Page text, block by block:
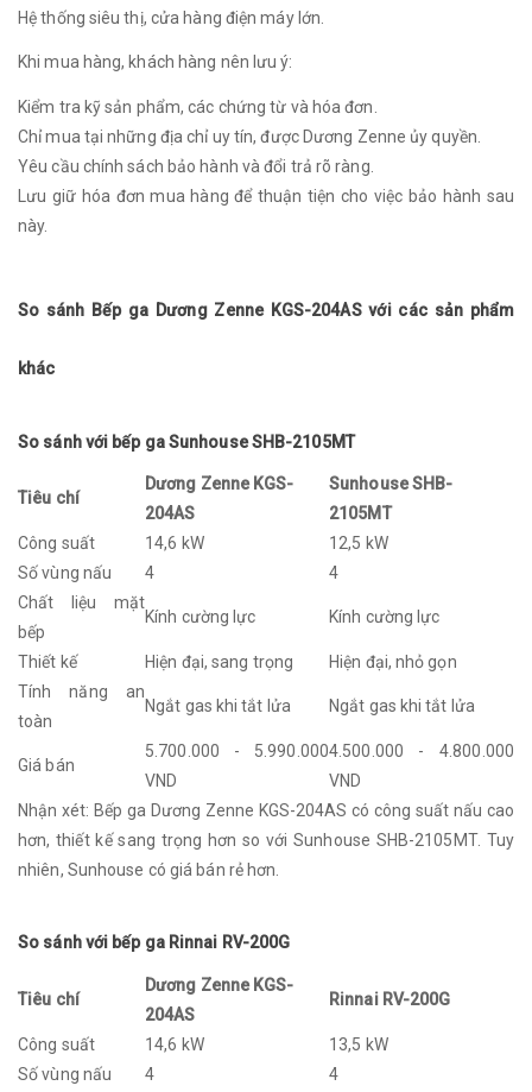
Hệ thống siêu thị, cửa hàng điện máy lớn.
Khi mua hàng, khách hàng nên lưu ý:
Kiểm tra kỹ sản phẩm, các chứng từ và hóa đơn.
Chỉ mua tại những địa chỉ uy tín, được Dương Zenne ủy quyền.
Yêu cầu chính sách bảo hành và đổi trả rõ ràng.
Lưu giữ hóa đơn mua hàng để thuận tiện cho việc bảo hành sau
này.
So sánh Bếp ga Dương Zenne KGS-204AS với các sản phẩm
khác
So sánh với bếp ga Sunhouse SHB-2105MT
Tiêu chí
Dương Zenne KGS-
204AS
Sunhouse SHB-
2105MT
Công suất
14,6 kW
12,5 kW
Số vùng nấu
4
4
Chất liệu mặt
bếp
Kính cường lực Kính cường lực
Thiết kế Hiện đại, sang trọng
Hiện đại, nhỏ gọn
Tính năng an
toàn
Ngắt gas khi tắt lửa Ngắt gas khi tắt lửa
Giá bán
5.700.000 - 5.990.000
VND
4.500.000 - 4.800.000
VND
Nhận xét: Bếp ga Dương Zenne KGS-204AS có công suất nấu cao
hơn, thiết kế sang trọng hơn so với Sunhouse SHB-2105MT. Tuy
nhiên, Sunhouse có giá bán rẻ hơn.
So sánh với bếp ga Rinnai RV-200G
Tiêu chí
Dương Zenne KGS-
204AS
Rinnai RV-200G
Công suất 14,6 kW
13,5 kW
Số vùng nấu
4
4